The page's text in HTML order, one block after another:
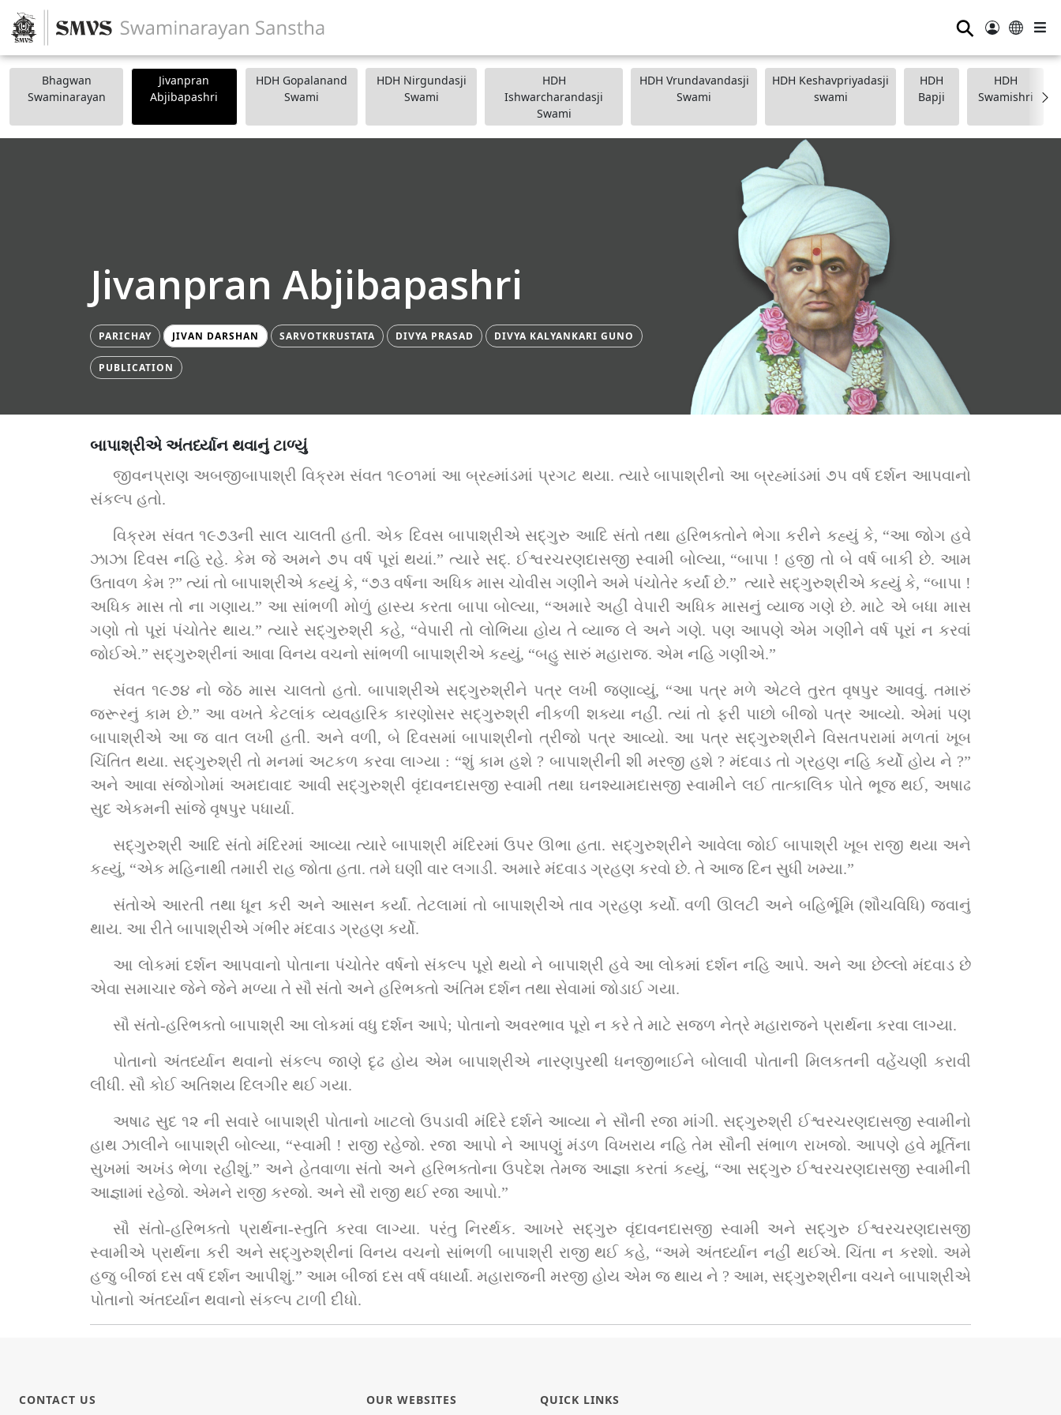
⚲
Bhagwan
Swaminarayan
Jivanpran
Abjibapashri
HDH Gopalanand
Swami
HDH Nirgundasji
Swami
HDH
Ishwarcharandasji
Swami
HDH Vrundavandasji
Swami
HDH Keshavpriyadasji
swami
HDH
Bapji
HDH
Swamishri
Jivanpran Abjibapashri
PARICHAY JIVAN DARSHAN SARVOTKRUSTATA DIVYA PRASAD DIVYA KALYANKARI GUNO
PUBLICATION
બાપાશ્રીએ અંતર્ધ્યાન થવાનું ટાળ્યું
જીવનપ્રાણ અબજીબાપાશ્રી વિક્રમ સંવત ૧૯૦૧માં આ બ્રહ્માંડમાં પ્રગટ થયા. ત્યારે બાપાશ્રીનો આ બ્રહ્માંડમાં ૭૫ વર્ષ દર્શન આપવાનો
સંકલ્પ હતો.
વિક્રમ સંવત ૧૯૭૩ની સાલ ચાલતી હતી. એક દિવસ બાપાશ્રીએ સદ્‌ગુરુ આદિ સંતો તથા હરિભક્તોને ભેગા કરીને કહ્યું કે, “આ જોગ હવે
ઝાઝા દિવસ નહિ રહે. કેમ જે અમને ૭૫ વર્ષ પૂરાં થયાં.” ત્યારે સદ્‌. ઈશ્વરચરણદાસજી સ્વામી બોલ્યા, “બાપા ! હજી તો બે વર્ષ બાકી છે. આમ
ઉતાવળ કેમ ?” ત્યાં તો બાપાશ્રીએ કહ્યું કે, “૭૩ વર્ષના અધિક માસ ચોવીસ ગણીને અમે પંચોતેર કર્યાં છે.”  ત્યારે સદ્‌ગુરુશ્રીએ કહ્યું કે, “બાપા !
અધિક માસ તો ના ગણાય.” આ સાંભળી મોળું હાસ્ય કરતા બાપા બોલ્યા, “અમારે અહીં વેપારી અધિક માસનું વ્યાજ ગણે છે. માટે એ બધા માસ
ગણો તો પૂરાં પંચોતેર થાય.” ત્યારે સદ્‌ગુરુશ્રી કહે, “વેપારી તો લોભિયા હોય તે વ્યાજ લે અને ગણે. પણ આપણે એમ ગણીને વર્ષ પૂરાં ન કરવાં
જોઈએ.” સદ્‌ગુરુશ્રીનાં આવા વિનય વચનો સાંભળી બાપાશ્રીએ કહ્યું, “બહુ સારું મહારાજ. એમ નહિ ગણીએ.”
સંવત ૧૯૭૪ નો જેઠ માસ ચાલતો હતો. બાપાશ્રીએ સદ્‌ગુરુશ્રીને પત્ર લખી જણાવ્યું, “આ પત્ર મળે એટલે તુરત વૃષપુર આવવું. તમારું
જરૂરનું કામ છે.” આ વખતે કેટલાંક વ્યવહારિક કારણોસર સદ્‌ગુરુશ્રી નીકળી શક્યા નહીં. ત્યાં તો ફરી પાછો બીજો પત્ર આવ્યો. એમાં પણ
બાપાશ્રીએ આ જ વાત લખી હતી. અને વળી, બે દિવસમાં બાપાશ્રીનો ત્રીજો પત્ર આવ્યો. આ પત્ર સદ્‌ગુરુશ્રીને વિસતપરામાં મળતાં ખૂબ
ચિંતિત થયા. સદ્‌ગુરુશ્રી તો મનમાં અટકળ કરવા લાગ્યા : “શું કામ હશે ? બાપાશ્રીની શી મરજી હશે ? મંદવાડ તો ગ્રહણ નહિ કર્યો હોય ને ?”
અને આવા સંજોગોમાં અમદાવાદ આવી સદ્‌ગુરુશ્રી વૃંદાવનદાસજી સ્વામી તથા ઘનશ્યામદાસજી સ્વામીને લઈ તાત્કાલિક પોતે ભૂજ થઈ, અષાઢ
સુદ એકમની સાંજે વૃષપુર પધાર્યા.
સદ્‌ગુરુશ્રી આદિ સંતો મંદિરમાં આવ્યા ત્યારે બાપાશ્રી મંદિરમાં ઉપર ઊભા હતા. સદ્‌ગુરુશ્રીને આવેલા જોઈ બાપાશ્રી ખૂબ રાજી થયા અને
કહ્યું, “એક મહિનાથી તમારી રાહ જોતા હતા. તમે ઘણી વાર લગાડી. અમારે મંદવાડ ગ્રહણ કરવો છે. તે આજ દિન સુધી ખમ્યા.”
સંતોએ આરતી તથા ધૂન કરી અને આસન કર્યાં. તેટલામાં તો બાપાશ્રીએ તાવ ગ્રહણ કર્યો. વળી ઊલટી અને બહિર્ભૂમિ (શૌચવિધિ) જવાનું
થાય. આ રીતે બાપાશ્રીએ ગંભીર મંદવાડ ગ્રહણ કર્યો.
આ લોકમાં દર્શન આપવાનો પોતાના પંચોતેર વર્ષનો સંકલ્પ પૂરો થયો ને બાપાશ્રી હવે આ લોકમાં દર્શન નહિ આપે. અને આ છેલ્લો મંદવાડ છે
એવા સમાચાર જેને જેને મળ્યા તે સૌ સંતો અને હરિભક્તો અંતિમ દર્શન તથા સેવામાં જોડાઈ ગયા.
સૌ સંતો-હરિભક્તો બાપાશ્રી આ લોકમાં વધુ દર્શન આપે; પોતાનો અવરભાવ પૂરો ન કરે તે માટે સજળ નેત્રે મહારાજને પ્રાર્થના કરવા લાગ્યા.
પોતાનો અંતર્ધ્યાન થવાનો સંકલ્પ જાણે દૃઢ હોય એમ બાપાશ્રીએ નારણપુરથી ધનજીભાઈને બોલાવી પોતાની મિલકતની વહેંચણી કરાવી
લીધી. સૌ કોઈ અતિશય દિલગીર થઈ ગયા.
અષાઢ સુદ ૧૨ ની સવારે બાપાશ્રી પોતાનો ખાટલો ઉપડાવી મંદિરે દર્શને આવ્યા ને સૌની રજા માંગી. સદ્‌ગુરુશ્રી ઈશ્વરચરણદાસજી સ્વામીનો
હાથ ઝાલીને બાપાશ્રી બોલ્યા, “સ્વામી ! રાજી રહેજો. રજા આપો ને આપણું મંડળ વિખરાય નહિ તેમ સૌની સંભાળ રાખજો. આપણે હવે મૂર્તિના
સુખમાં અખંડ ભેળા રહીશું.” અને હેતવાળા સંતો અને હરિભક્તોના ઉપદેશ તેમજ આજ્ઞા કરતાં કહ્યું, “આ સદ્‌ગુરુ ઈશ્વરચરણદાસજી સ્વામીની
આજ્ઞામાં રહેજો. એમને રાજી કરજો. અને સૌ રાજી થઈ રજા આપો.”
સૌ સંતો-હરિભક્તો પ્રાર્થના-સ્તુતિ કરવા લાગ્યા. પરંતુ નિરર્થક. આખરે સદ્‌ગુરુ વૃંદાવનદાસજી સ્વામી અને સદ્‌ગુરુ ઈશ્વરચરણદાસજી
સ્વામીએ પ્રાર્થના કરી અને સદ્‌ગુરુશ્રીનાં વિનય વચનો સાંભળી બાપાશ્રી રાજી થઈ કહે, “અમે અંતર્ધ્યાન નહીં થઈએ. ચિંતા ન કરશો. અમે
હજુ બીજાં દસ વર્ષ દર્શન આપીશું.” આમ બીજાં દસ વર્ષ વધાર્યાં. મહારાજની મરજી હોય એમ જ થાય ને ? આમ, સદ્‌ગુરુશ્રીના વચને બાપાશ્રીએ
પોતાનો અંતર્ધ્યાન થવાનો સંકલ્પ ટાળી દીધો.
CONTACT US OUR WEBSITES QUICK LINKS